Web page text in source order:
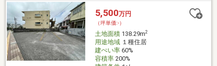
5,500万円
（坪単価:-）
土地面積138.29m2
用途地域１種住居
建ぺい率60%
容積率200%